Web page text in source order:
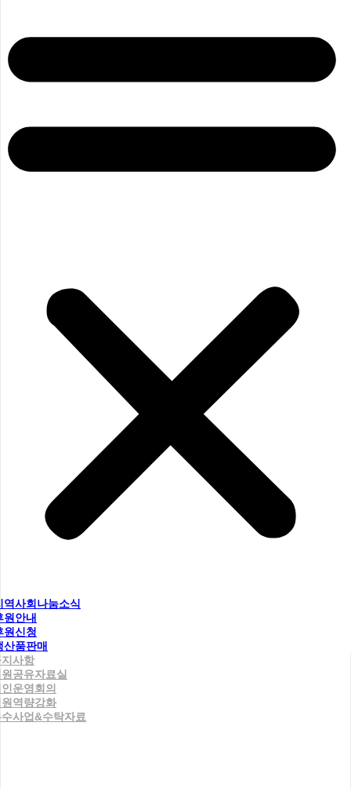
역사회나눔소식
원안내
원신청
산품판매
사항
공유자료실
운영회의
역량강화
사업&수탁자료